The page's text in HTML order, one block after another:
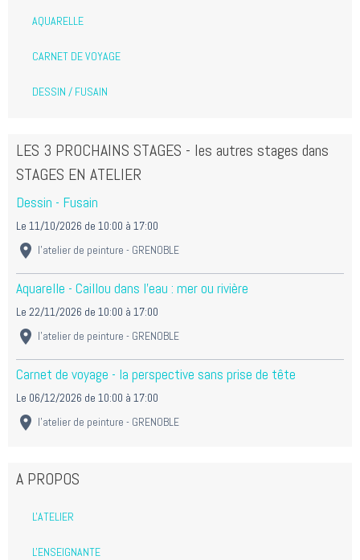
AQUARELLE
CARNET DE VOYAGE
DESSIN / FUSAIN
LES 3 PROCHAINS STAGES - les autres stages dans
STAGES EN ATELIER
Dessin - Fusain
Le 11/10/2026 de 10:00 à 17:00
l'atelier de peinture - GRENOBLE
Aquarelle - Caillou dans l'eau : mer ou rivière
Le 22/11/2026 de 10:00 à 17:00
l'atelier de peinture - GRENOBLE
Carnet de voyage - la perspective sans prise de tête
Le 06/12/2026 de 10:00 à 17:00
l'atelier de peinture - GRENOBLE
A PROPOS
L'ATELIER
L'ENSEIGNANTE